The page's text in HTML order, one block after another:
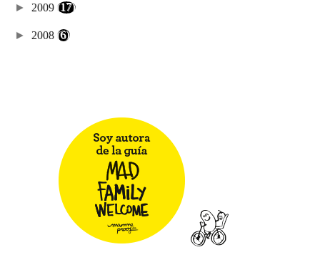
► 2009 (17)
► 2008 (6)